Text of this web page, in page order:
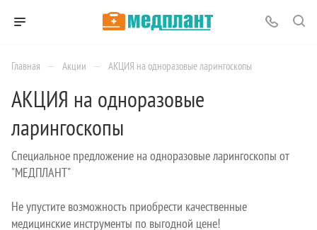
Главная — Акции — АКЦИЯ на одноразовые ларингоскопы
АКЦИЯ на одноразовые
ларингоскопы
Специальное предложение на одноразовые ларингоскопы от
"МЕДПЛАНТ"
Не упустите возможность приобрести качественные
медицинские инструменты по выгодной цене!